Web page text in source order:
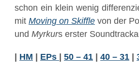
schon ein klein wenig
mit Moving on Skiffle von der
und Myrkurs erster
HM EPs 50 – 41 40 – 31